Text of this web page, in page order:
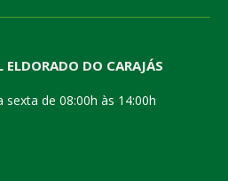
DO CARAJÁS
de 08:00h às 14:00h